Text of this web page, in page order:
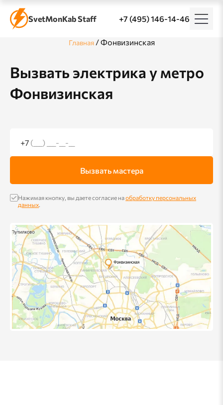
SvetMonKab Staff +7 (495) 146-14-46
Главная/Фонвизинская
Вызвать электрика у метро
Фонвизинская
+7 (___) ___-__-__
Вызвать мастера
Нажимая кнопку, вы даете согласие наобработку персональных
данных.